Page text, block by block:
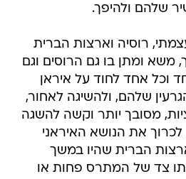
שלהם ולהיפך.
רוסיה וארצות הברית
משא ומתן בו גם הרוסים וגם
וכל אחד לחוד על איראן
שלהם, ולהשיגה לאחור,
מסובך יותר וקשה להשגה
לכרוך את הנושא האיראני
הברית שהיו במשך
צד של המתרס פחות או